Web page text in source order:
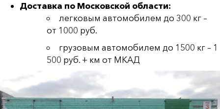
Доставка по Московской области:
легковым автомобилем до 300 кг –
от 1000 руб.
грузовым автомобилем до 1500 кг – 1
500 руб. + км от МКАД